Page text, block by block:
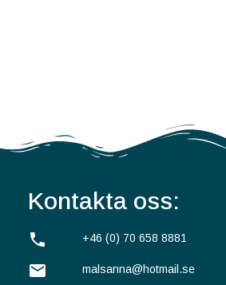
Kontakta oss:
phone +46 (0) 70 658 8881
email malsanna@hotmail.se